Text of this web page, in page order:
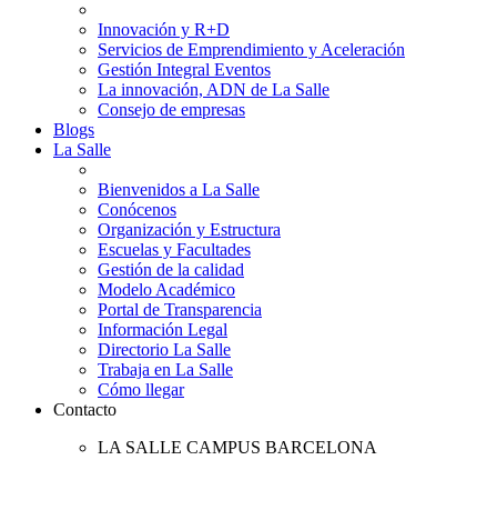
Innovación y R+D
Servicios de Emprendimiento y Aceleración
Gestión Integral Eventos
La innovación, ADN de La Salle
Consejo de empresas
Blogs
La Salle
Bienvenidos a La Salle
Conócenos
Organización y Estructura
Escuelas y Facultades
Gestión de la calidad
Modelo Académico
Portal de Transparencia
Información Legal
Directorio La Salle
Trabaja en La Salle
Cómo llegar
Contacto
LA SALLE CAMPUS BARCELONA